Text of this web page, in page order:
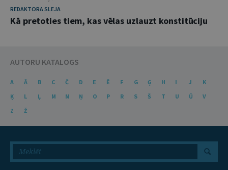
REDAKTORA SLEJA
Kā pretoties tiem, kas vēlas uzlauzt konstitūciju
AUTORU KATALOGS
A Ā B C Č D E Ē F G Ģ H I J
K
Ķ
L Ļ M N Ņ O P R S Š T U Ū
V
Z
Ž